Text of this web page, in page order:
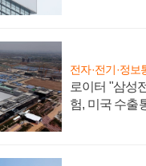
전자·전기·정보
로이터 "삼성
험, 미국 수출